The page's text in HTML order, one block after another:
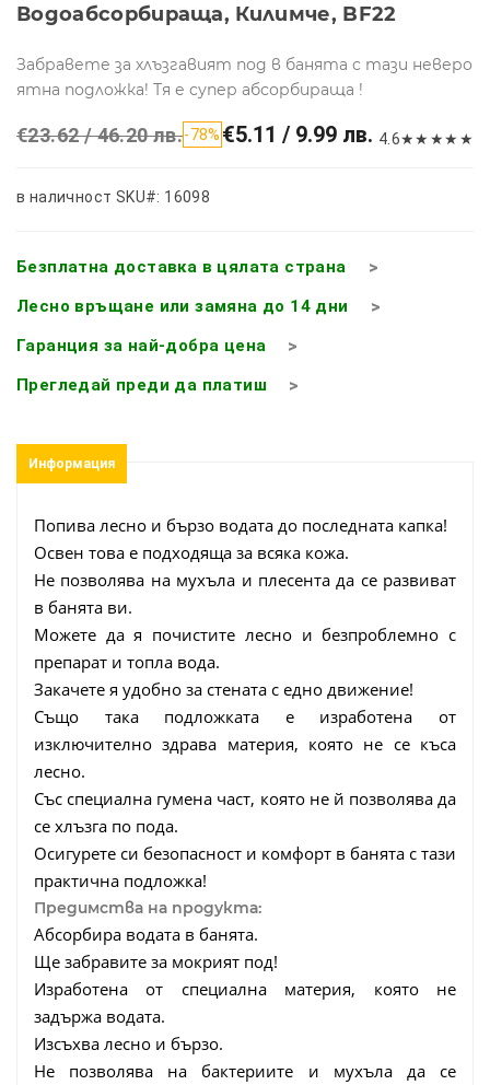
Водоабсорбираща, Килимче, BF22
Забравете за хлъзгавият под в банята с тази неверо
ятна подложка! Тя е супер абсорбираща !
€23.62 / 46.20 лв.-78% €5.11 / 9.99 лв. 4.6★★ ★★ ★
в наличност SKU#: 16098
Безплатна доставка в цялата страна
Лесно връщане или замяна до 14 дни
Гаранция за най-добра цена
Прегледай преди да платиш
Информация
Попива лесно и бързо водата до последната капка!
Освен това е подходяща за всяка кожа.
Не позволява на мухъла и плесента да се развиват
в банята ви.
Можете да я почистите лесно и безпроблемно с
препарат и топла вода.
Закачете я удобно за стената с едно движение!
Също така подложката е изработена от
изключително здрава материя, която не се къса
лесно.
Със специална гумена част, която не й позволява да
се хлъзга по пода.
Осигурете си безопасност и комфорт в банята с тази
практична подложка!
Предимства на продукта:
Абсорбира водата в банята.
Ще забравите за мокрият под!
Изработена от специална материя, която не
задържа водата.
Изсъхва лесно и бързо.
Не позволява на бактериите и мухъла да се